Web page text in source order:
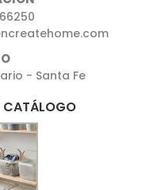
- Santa Fe
CATÁLOGO